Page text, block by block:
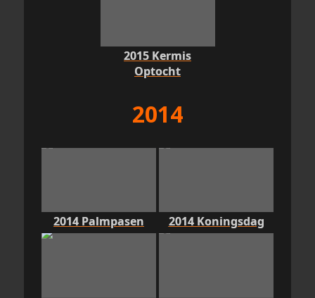
2015 Kermis
Optocht
2014
2014 Palmpasen 2014 Koningsdag